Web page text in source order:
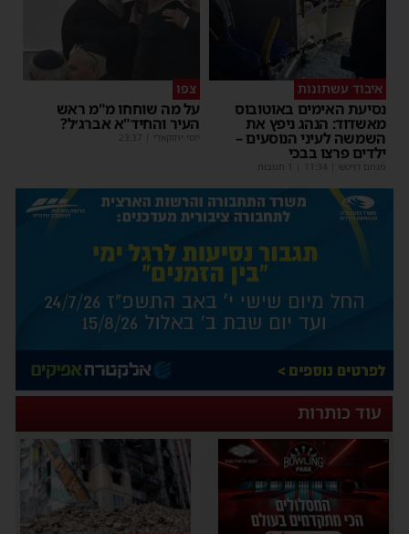
איבוד עשתונות
נסיעת האימים באוטובוס
מאשדוד: הנהג ניפץ את
השמשה לעיני הנוסעים –
ילדים פרצו בבכי
מנחם דויטש 11:34
צפו
על מה שוחחו מ"מ ראש
העיר והחיד"א אברג׳ל?
יוסי יחזקאלי 23:37
עוד כותרות